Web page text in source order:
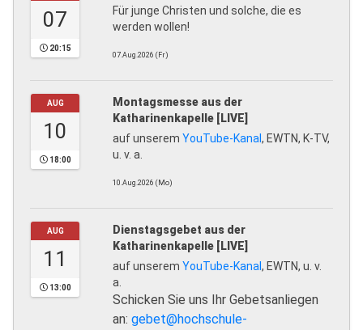
07
20:15
Für junge Christen und solche, die es
werden wollen!
07.Aug.2026 (Fr)
AUG
10
18:00
Montagsmesse aus der
Katharinenkapelle [LIVE]
auf unserem YouTube-Kanal, EWTN, K-TV,
u. v. a.
10.Aug.2026 (Mo)
AUG
11
13:00
Dienstagsgebet aus der
Katharinenkapelle [LIVE]
auf unserem YouTube-Kanal, EWTN, u. v.
a.
Schicken Sie uns Ihr Gebetsanliegen
an: gebet@hochschule-